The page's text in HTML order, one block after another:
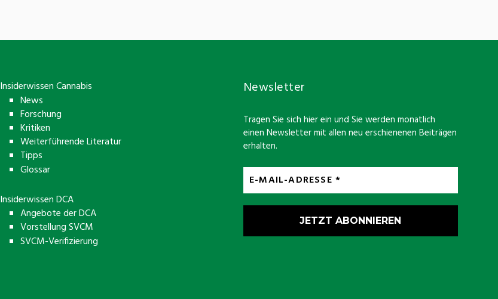
Insiderwissen Cannabis
News
Forschung
Kritiken
Weiterführende Literatur
Tipps
Glossar
Insiderwissen DCA
Angebote der DCA
Vorstellung SVCM
SVCM-Verifizierung
Newsletter
Tragen Sie sich hier ein und Sie werden monatlich
einen Newsletter mit allen neu erschienenen Beiträgen
erhalten.